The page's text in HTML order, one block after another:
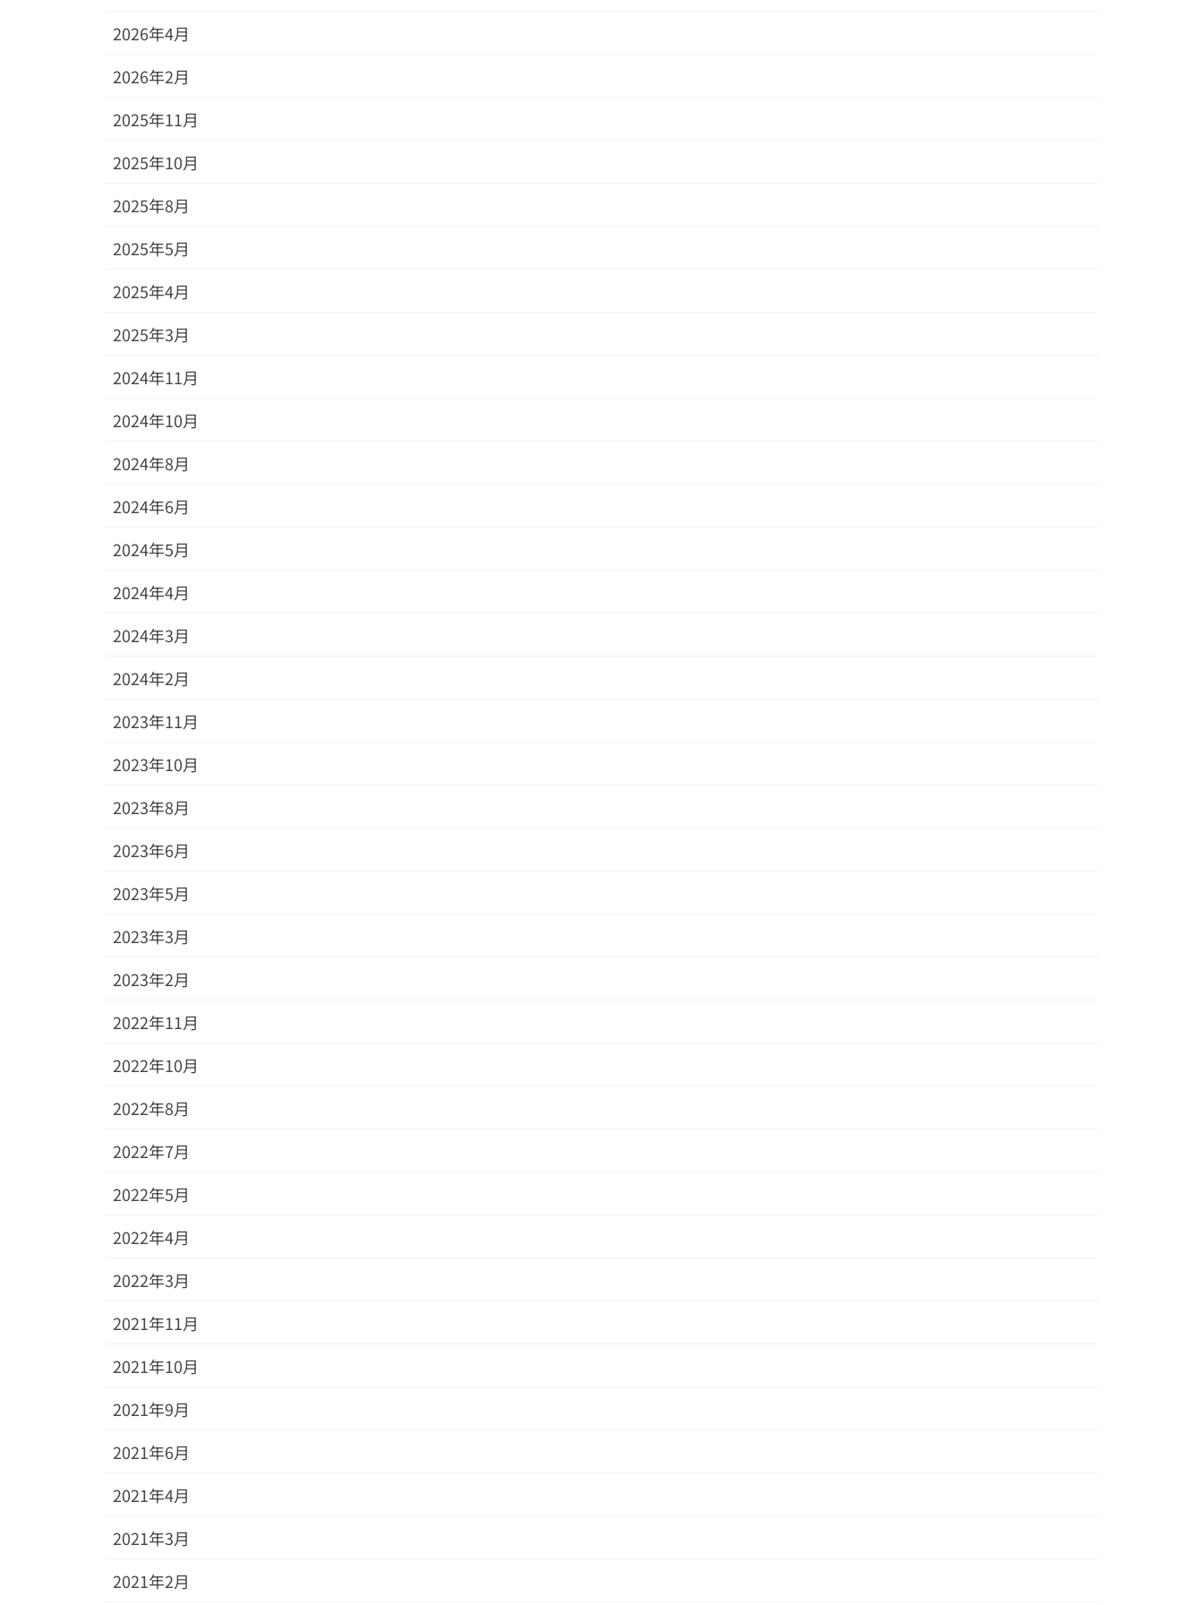
2026年4月
2026年2月
2025年11月
2025年10月
2025年8月
2025年5月
2025年4月
2025年3月
2024年11月
2024年10月
2024年8月
2024年6月
2024年5月
2024年4月
2024年3月
2024年2月
2023年11月
2023年10月
2023年8月
2023年6月
2023年5月
2023年3月
2023年2月
2022年11月
2022年10月
2022年8月
2022年7月
2022年5月
2022年4月
2022年3月
2021年11月
2021年10月
2021年9月
2021年6月
2021年4月
2021年3月
2021年2月